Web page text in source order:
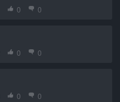
0 0
0 0
0 0